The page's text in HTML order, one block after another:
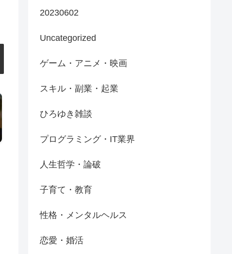
20230602
Uncategorized
ゲーム・アニメ・映画
スキル・副業・起業
ひろゆき雑談
プログラミング・IT業界
人生哲学・論破
子育て・教育
性格・メンタルヘルス
恋愛・婚活